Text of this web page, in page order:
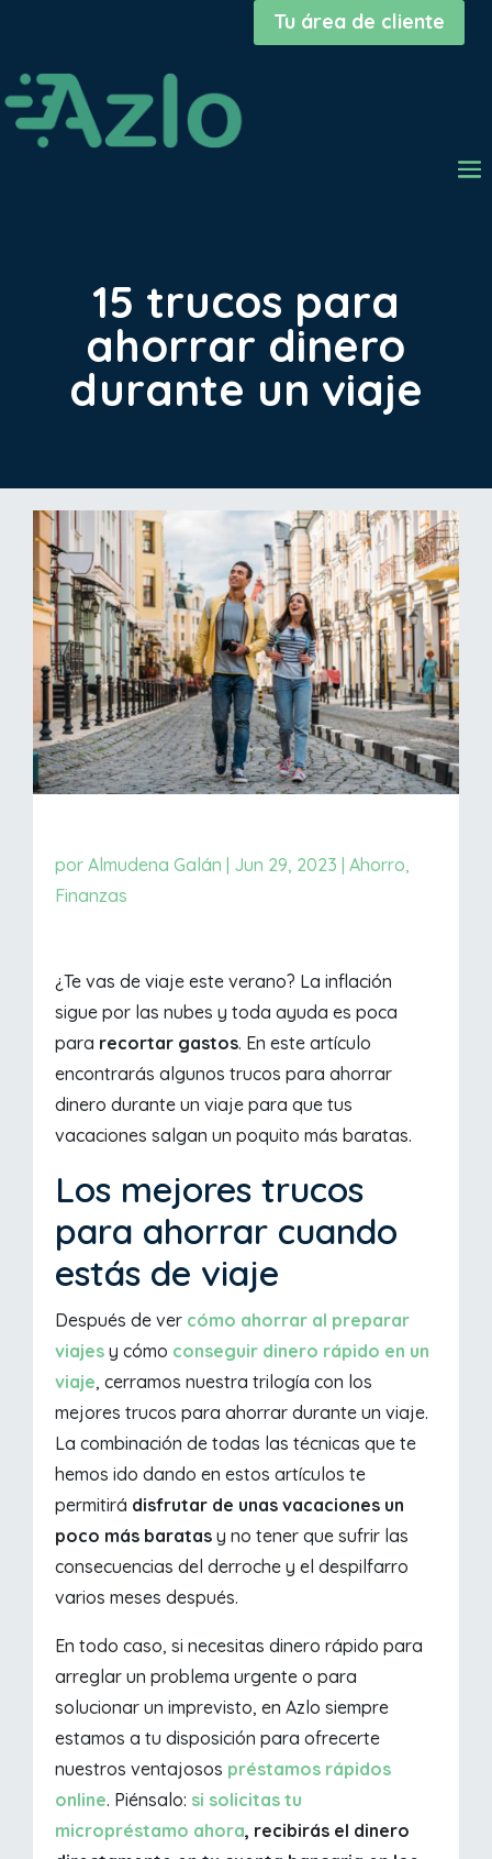
Tu área de cliente
15 trucos para
ahorrar dinero
durante un viaje
porAlmudena Galán Jun 29, 2023 |Ahorro,
Finanzas
¿Te vas de viaje este verano? La inflación
sigue por las nubes y toda ayuda es poca
para recortar gastos. En este artículo
encontrarás algunos trucos para ahorrar
dinero durante un viaje para que tus
vacaciones salgan un poquito más baratas.
Los mejores trucos
para ahorrar cuando
estás de viaje
Después de ver cómo ahorrar al preparar
viajes y cómo conseguir dinero rápido en un
viaje, cerramos nuestra trilogía con los
mejores trucos para ahorrar durante un viaje.
La combinación de todas las técnicas que te
hemos ido dando en estos artículos te
permitirá disfrutar de unas vacaciones un
poco más baratasy no tener que sufrir las
consecuencias del derroche y el despilfarro
varios meses después.
En todo caso, si necesitas dinero rápido para
arreglar un problema urgente o para
solucionar un imprevisto, en Azlo siempre
estamos a tu disposición para ofrecerte
nuestros ventajosos préstamos rápidos
online. Piénsalo: si solicitas tu
micropréstamo ahora, recibirás el dinero